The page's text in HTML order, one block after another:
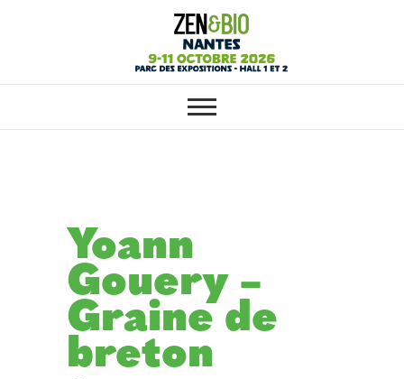
Salon ZEN & BIO
Nantes
SALON ZEN & BIO NANTES :
VOTRE SALON BIO, BIEN-ÊTRE
ET HABITAT SAIN
Yoann
Gouery –
Graine de
breton